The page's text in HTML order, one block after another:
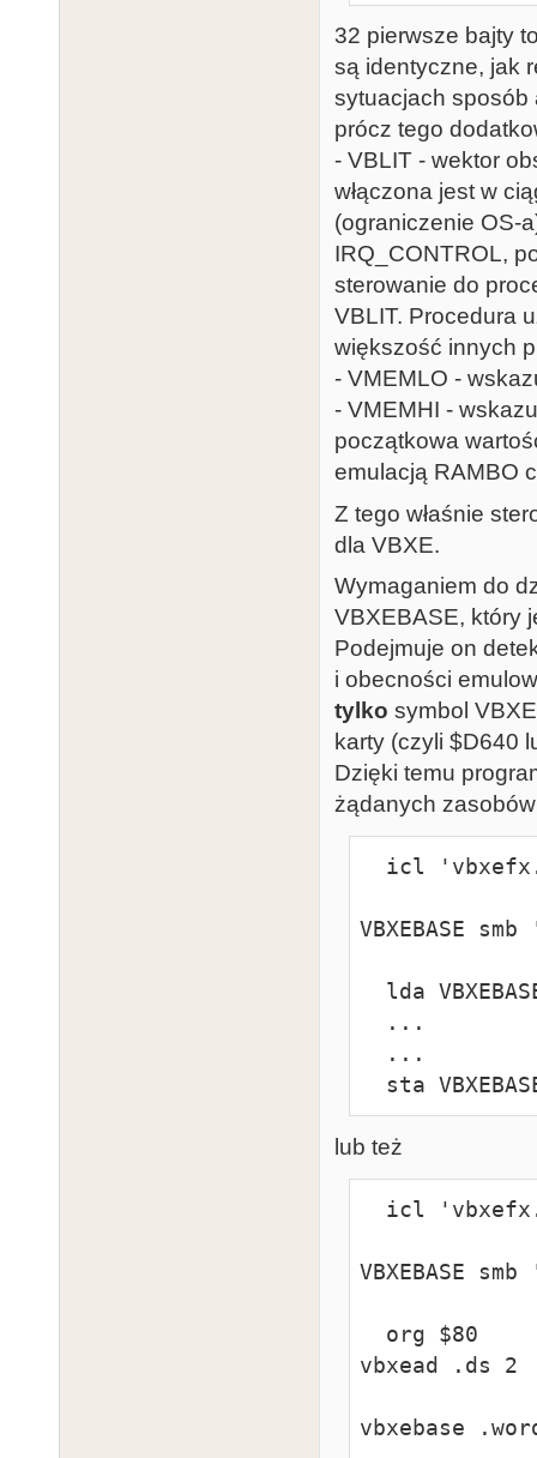
$10:
blittera
$13:
$14:
$15:   P0
overlay/
$16:   P1
overlay/
$17:   P2
overlay/
$18:   P3
overlay/
$19:   -
$1A:   -
$1B:   -
$1C:   -
$1D:
$1E:
$1F:
$20:
blittera
$22:
adres VRAM
$25:
VRAM
Oznaczenia:
- byte - 1
- long - 3
32 pierwsze bajty
są identyczne, jak
sytuacjach sposób
prócz tego
- VBLIT - wektor
włączona jest w
(ograniczenie OS-
IRQ_CONTROL,
sterowanie do
VBLIT. Procedura
większość innych
- VMEMLO -
- VMEMHI -
początkowa
emulacją RAMBO
Z tego właśnie
dla VBXE.
Wymaganiem do
VBXEBASE, który
Podejmuje on
i obecności
tylko symbol
karty (czyli $D640
Dzięki temu
żądanych
VBXEBASE smb
sta
lub też
VBXEBASE smb
vbxead .ds 2
vbxebase .word